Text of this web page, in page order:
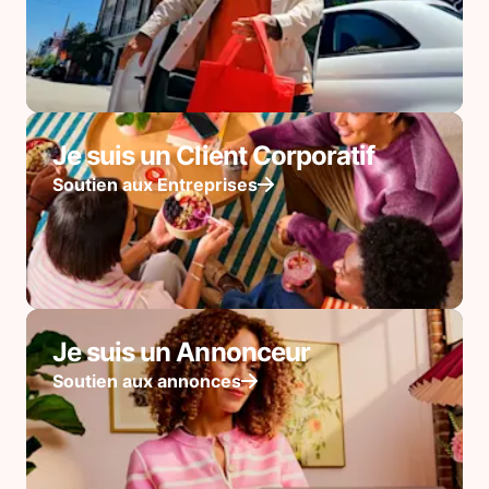
Je suis un Client Corporatif
Soutien aux Entreprises
Je suis un Annonceur
Soutien aux annonces